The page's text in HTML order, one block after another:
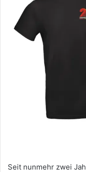
Seit nunmehr zwei